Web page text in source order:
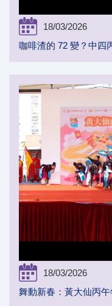
18/03/2026
咖啡渣的 72 變？中四
18/03/2026
舞動新春：黃大仙丙